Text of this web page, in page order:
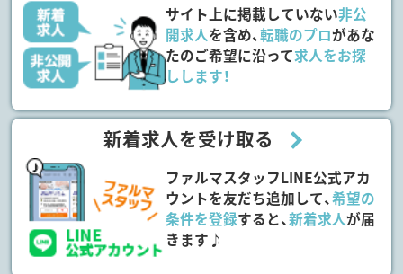
サイト上に掲載していない非公
開求人を含め、転職のプロがあな
たのご希望に沿って求人をお探
しします！
新着求人を受け取る
ファルマスタッフLINE公式アカ
ウントを友だち追加して、希望の
条件を登録すると、新着求人が届
きます♪